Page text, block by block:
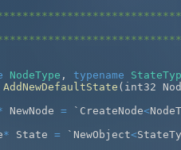
NodeType , typename
AddNewDefaultState ( int32
NewNode = `CreateNode<
* State = `NewObject<